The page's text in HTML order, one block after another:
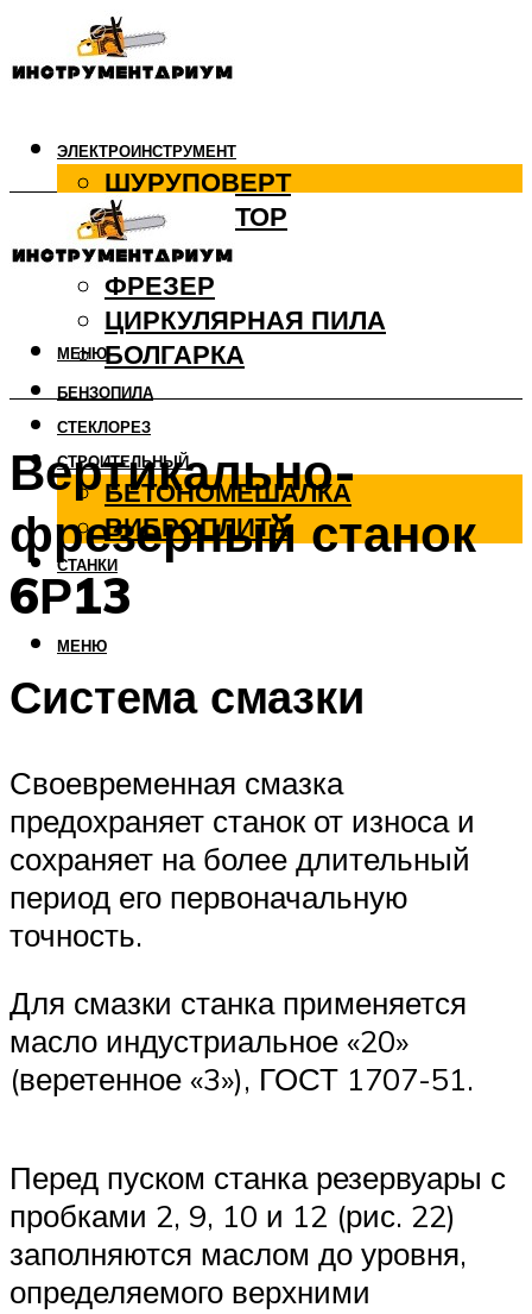
ЭЛЕКТРОИНСТРУМЕНТ
ШУРУПОВЕРТ
ПЕРФОРАТОР
ДРЕЛЬ
ФРЕЗЕР
ЦИРКУЛЯРНАЯ ПИЛА
БОЛГАРКА
БЕНЗОПИЛА
СТЕКЛОРЕЗ
СТРОИТЕЛЬНЫЙ
БЕТОНОМЕШАЛКА
ВИБРОПЛИТА
СТАНКИ
МЕНЮ
МЕНЮ
Вертикально-
фрезерный станок
6Р13
Система смазки
Своевременная смазка
предохраняет станок от износа и
сохраняет на более длительный
период его первоначальную
точность.
Для смазки станка применяется
масло индустриальное «20»
(веретенное «3»), ГОСТ 1707-51.
Перед пуском станка резервуары с
пробками 2, 9, 10 и 12 (рис. 22)
заполняются маслом до уровня,
определяемого верхними